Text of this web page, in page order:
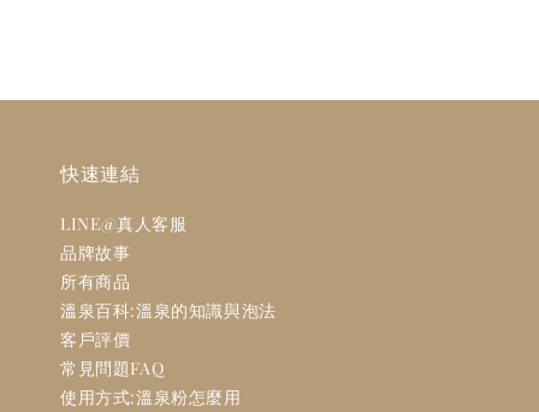
快速連結
LINE@真人客服
品牌故事
所有商品
溫泉百科:溫泉的知識與泡法
客戶評價
常見問題FAQ
使用方式:溫泉粉怎麼用